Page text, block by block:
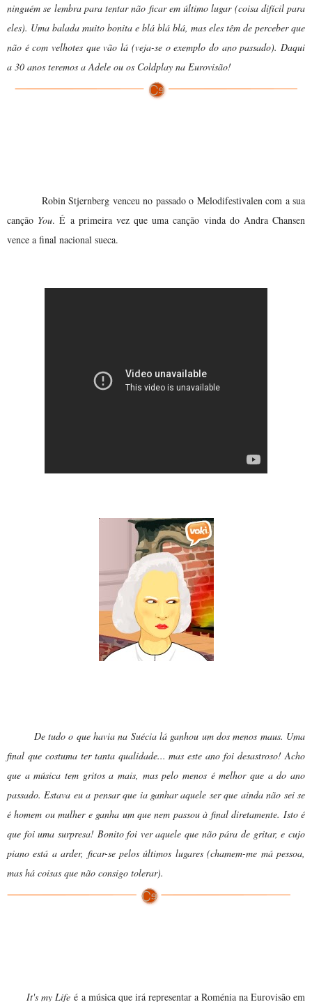
ninguém se lembra para tentar não ficar em último lugar (coisa difícil para
eles). Uma balada muito bonita e blá blá blá, mas eles têm de perceber que
não é com velhotes que vão lá (veja-se o exemplo do ano passado). Daqui
a 30 anos teremos a Adele ou os Coldplay na Eurovisão!
Robin Stjernberg venceu no passado o Melodifestivalen com a sua
canção You. É a primeira vez que uma canção vinda do Andra Chansen
vence a final nacional sueca.
De tudo o que havia na Suécia lá ganhou um dos menos maus. Uma
final que costuma ter tanta qualidade... mas este ano foi desastroso! Acho
que a música tem gritos a mais, mas pelo menos é melhor que a do ano
passado. Estava eu a pensar que ia ganhar aquele ser que ainda não sei se
é homem ou mulher e ganha um que nem passou à final diretamente. Isto é
que foi uma surpresa! Bonito foi ver aquele que não pára de gritar, e cujo
piano está a arder, ficar-se pelos últimos lugares (chamem-me má pessoa,
mas há coisas que não consigo tolerar).
It's my Life é a música que irá representar a Roménia na Eurovisão em